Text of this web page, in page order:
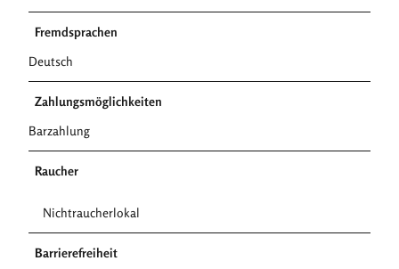
Fremdsprachen
Deutsch
Zahlungsmöglichkeiten
Barzahlung
Raucher
Nichtraucherlokal
Barrierefreiheit